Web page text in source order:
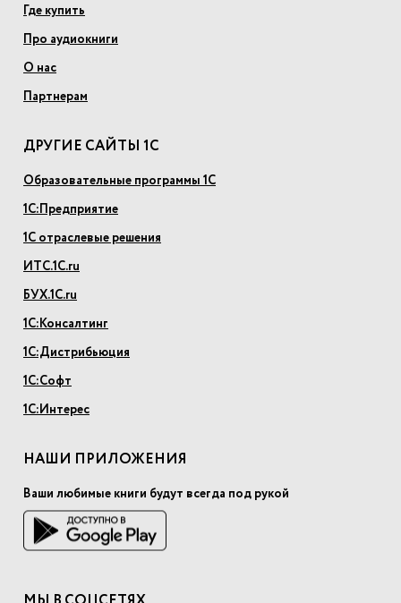
Где купить
Про аудиокниги
О нас
Партнерам
ДРУГИЕ САЙТЫ 1С
Образовательные программы 1С
1С:Предприятие
1С отраслевые решения
ИТС.1С.ru
БУХ.1С.ru
1С:Консалтинг
1С:Дистрибьюция
1С:Софт
1С:Интерес
НАШИ ПРИЛОЖЕНИЯ
Ваши любимые книги будут всегда под рукой